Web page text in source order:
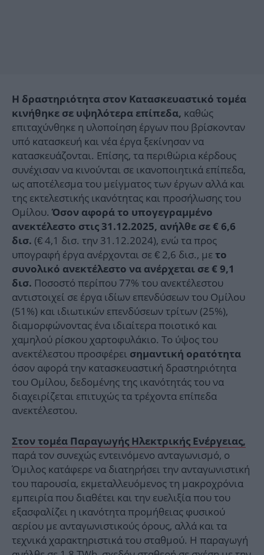
Η δραστηριότητα στον Κατασκευαστικό τομέα
κινήθηκε σε υψηλότερα επίπεδα, καθώς
επιταχύνθηκε η υλοποίηση έργων που βρίσκονταν
υπό κατασκευή και νέα έργα ξεκίνησαν να
κατασκευάζονται. Επίσης, τα περιθώρια κέρδους
συνέχισαν να κινούνται σε ικανοποιητικά επίπεδα,
ως αποτέλεσμα του μείγματος των έργων αλλά και
της εκτελεστικής ικανότητας και προσήλωσης του
Ομίλου. Όσον αφορά το υπογεγραμμένο
ανεκτέλεστο στις 31.12.2025, ανήλθε σε € 6,6
δισ. (€ 4,1 δισ. την 31.12.2024), ενώ τα προς
υπογραφή έργα ανέρχονται σε € 2,6 δισ., με το
συνολικό ανεκτέλεστο να ανέρχεται σε € 9,1
δισ. Ποσοστό περίπου 77% του ανεκτέλεστου
αντιστοιχεί σε έργα ιδίων επενδύσεων του Ομίλου
(51%) και ιδιωτικών επενδύσεων τρίτων (25%),
διαμορφώνοντας ένα ιδιαίτερα ποιοτικό και
χαμηλού ρίσκου χαρτοφυλάκιο. Το ύψος του
ανεκτέλεστου προσφέρει σημαντική ορατότητα
όσον αφορά την κατασκευαστική δραστηριότητα
του Ομίλου, δεδομένης της ικανότητάς του να
διαχειρίζεται επιτυχώς τα τρέχοντα επίπεδα
ανεκτέλεστου.
Στον τομέα Παραγωγής Ηλεκτρικής Ενέργειας,
παρά τον συνεχώς εντεινόμενο ανταγωνισμό, ο
Όμιλος κατάφερε να διατηρήσει την ανταγωνιστική
του παρουσία, εκμεταλλευόμενος τη μακροχρόνια
εμπειρία που διαθέτει και την ευελιξία που του
εξασφαλίζει η ικανότητα προμήθειας φυσικού
αερίου με ανταγωνιστικούς όρους, αλλά και τα
τεχνικά χαρακτηριστικά του σταθμού. Η παραγωγή